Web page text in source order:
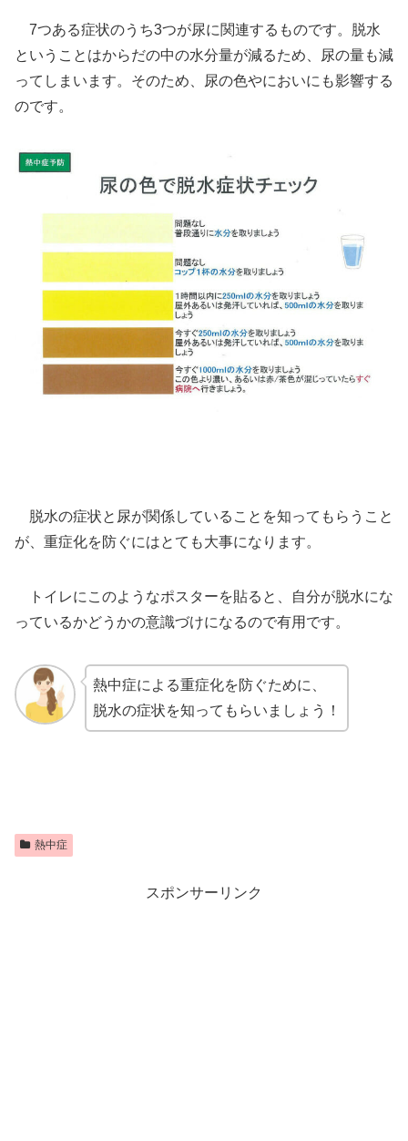
7つある症状のうち3つが尿に関連するものです。脱水
ということはからだの中の水分量が減るため、尿の量も減
ってしまいます。そのため、尿の色やにおいにも影響する
のです。
脱水の症状と尿が関係していることを知ってもらうこと
が、重症化を防ぐにはとても大事になります。
トイレにこのようなポスターを貼ると、自分が脱水にな
っているかどうかの意識づけになるので有用です。
熱中症による重症化を防ぐために、
脱水の症状を知ってもらいましょう！
熱中症
スポンサーリンク